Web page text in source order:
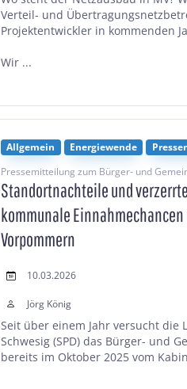
Verteil- und
Projektentwickler in kommenden
Wir ...
Allgemein Energiewende
Pressemitteilung zum Bürger- und
Standortnachteile und
kommunale
Vorpommern
10.03.2026
Jörg König
Seit über einem Jahr versucht
Schwesig (SPD) das Bürger- und
bereits im Oktober 2025 vom